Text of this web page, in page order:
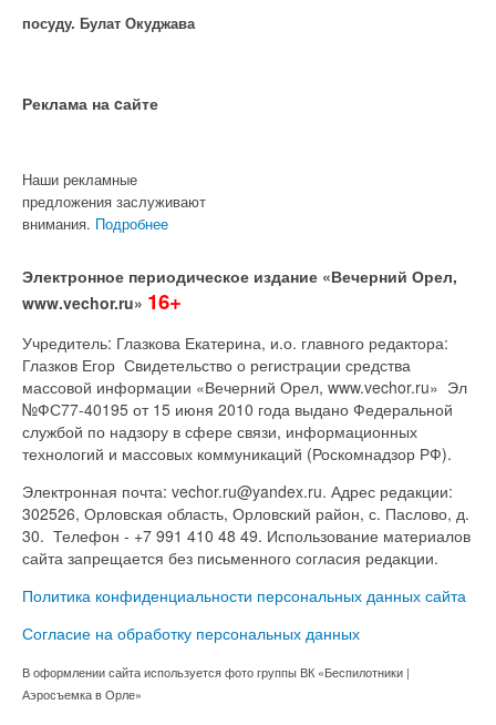
посуду. Булат Окуджава
Реклама на cайте
Наши рекламные
предложения заслуживают
внимания. Подробнее
Электронное периодическое издание «Вечерний Орел,
www.vechor.ru» 16+
Учредитель: Глазкова Екатерина, и.о. главного редактора:
Глазков Егор Свидетельство о регистрации средства
массовой информации «Вечерний Орел, www.vechor.ru» Эл
№ФС77-40195 от 15 июня 2010 года выдано Федеральной
службой по надзору в сфере связи, информационных
технологий и массовых коммуникаций (Роскомнадзор РФ).
Электронная почта: vechor.ru@yandex.ru. Адрес редакции:
302526, Орловская область, Орловский район, с. Паслово, д.
30. Телефон - +7 991 410 48 49. Использование материалов
сайта запрещается без письменного согласия редакции.
Политика конфиденциальности персональных данных сайта
Согласие на обработку персональных данных
В оформлении сайта используется фото группы ВК «Беспилотники |
Аэросъемка в Орле»